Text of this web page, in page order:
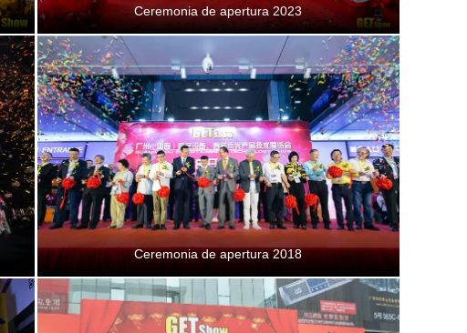
Ceremonia de apertura 2023
Ceremonia de apertura 2018